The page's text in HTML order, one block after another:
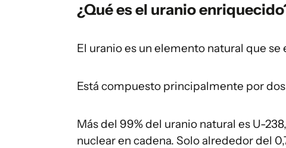
¿Qué es el uranio
El uranio es un elemento natural que
Está compuesto principalmente por
Más del 99% del uranio natural es U-
nuclear en cadena. Solo alrededor del